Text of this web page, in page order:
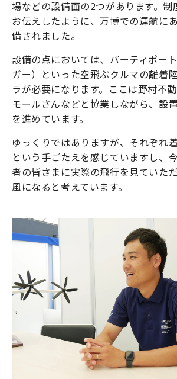
場などの設備面の2つがあります。
お伝えしたように、万博での運航に
備されました。
設備の点においては、バーティポー
ガー）といった空飛ぶクルマの離着
ラが必要になります。ここは野村不
モールさんなどと協業しながら、設
を進めています。
ゆっくりではありますが、それぞれ
という手ごたえを感じていますし、
者の皆さまに実際の飛行を見ていた
風になると考えています。